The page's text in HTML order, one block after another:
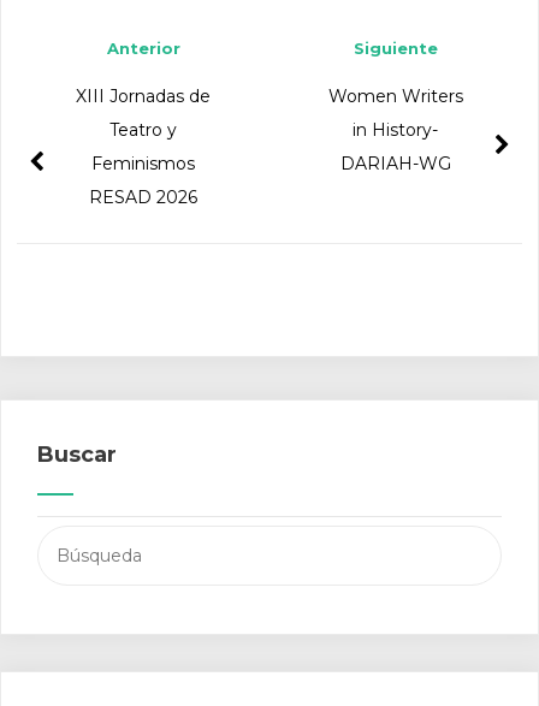
Siguiente
Women Writers
in History-
DARIAH-WG
Anterior
XIII Jornadas de
Teatro y
Feminismos
RESAD 2026
Buscar